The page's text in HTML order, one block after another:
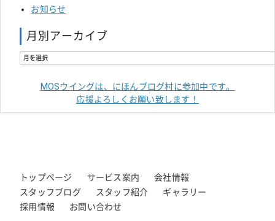
お知らせ
月別アーカイブ
MOSウイングは、にほんブログ村に参加中です。
応援よろしくお願い致します！
トップページ サービス案内
会社情報
スタッフブログ
スタッフ紹介
ギャラリー
採用情報
お問い合わせ